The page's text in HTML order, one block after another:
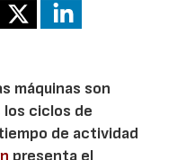
máquinas son
ciclos de
de actividad
presenta el